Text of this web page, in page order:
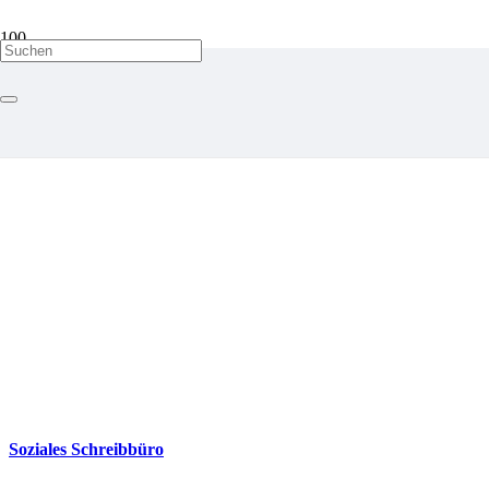
Soziales Schreibbüro